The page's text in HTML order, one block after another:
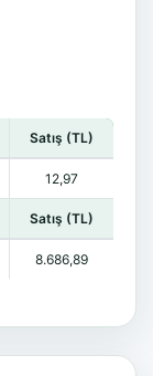
Satış (TL)
12,97
Satış (TL)
8.686,89